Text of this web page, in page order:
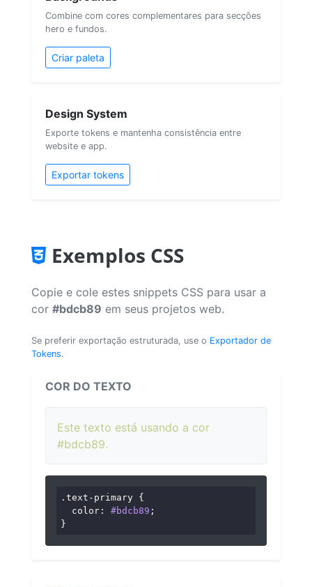
Combine com cores complementares para secções
hero e fundos.
Criar paleta
Design System
Exporte tokens e mantenha consistência entre
website e app.
Exportar tokens
Exemplos CSS
Copie e cole estes snippets CSS para usar a
cor #bdcb89 em seus projetos web.
Se preferir exportação estruturada, use o Exportador de
Tokens.
COR DO TEXTO
Este texto está usando a cor
#bdcb89.
.text-primary {
color : #bdcb89 ;
}